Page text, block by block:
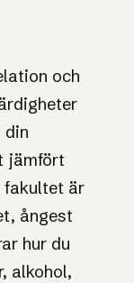
och
din
jämfört
fakultet är
ångest
hur du
alkohol,